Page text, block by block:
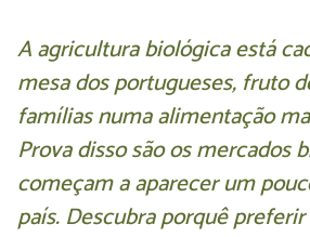
A agricultura biológica está
mesa dos portugueses, fruto
famílias numa alimentação
Prova disso são os mercados
começam a aparecer um
país. Descubra porquê